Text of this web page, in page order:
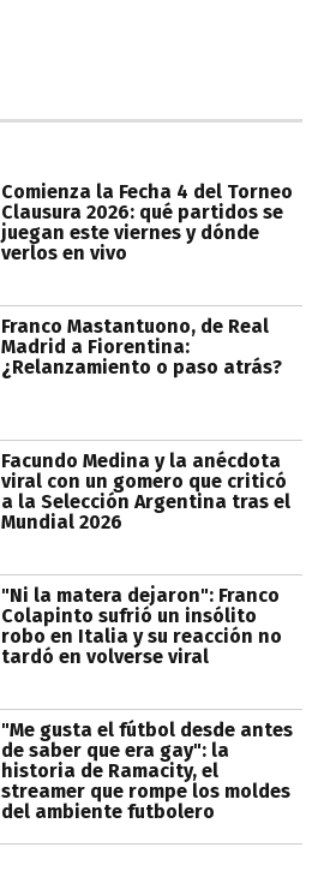
Comienza la Fecha 4 del Torneo
Clausura 2026: qué partidos se
juegan este viernes y dónde
verlos en vivo
Franco Mastantuono, de Real
Madrid a Fiorentina:
¿Relanzamiento o paso atrás?
Facundo Medina y la anécdota
viral con un gomero que criticó
a la Selección Argentina tras el
Mundial 2026
"Ni la matera dejaron": Franco
Colapinto sufrió un insólito
robo en Italia y su reacción no
tardó en volverse viral
"Me gusta el fútbol desde antes
de saber que era gay": la
historia de Ramacity, el
streamer que rompe los moldes
del ambiente futbolero